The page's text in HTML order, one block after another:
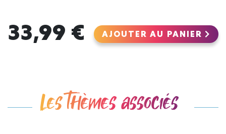
33,99 € AJOUTER AU PANIER
Les thèmes associés